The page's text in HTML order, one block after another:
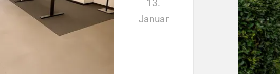
13.
Januar